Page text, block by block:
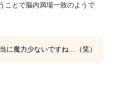
ことで脳内満場一致のようで
に魔力少ないですね…（笑）